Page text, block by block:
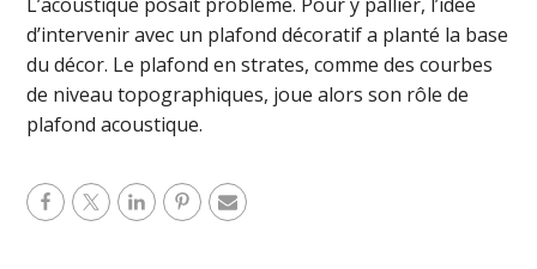
d’intervenir avec un plafond décoratif a planté la base
du décor. Le plafond en strates, comme des courbes
de niveau topographiques, joue alors son rôle de
plafond acoustique.